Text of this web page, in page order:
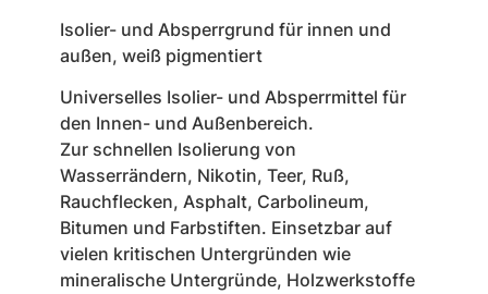
Isolier- und Absperrgrund für innen und
außen, weiß pigmentiert
Universelles Isolier- und Absperrmittel für
den Innen- und Außenbereich.
Zur schnellen Isolierung von
Wasserrändern, Nikotin, Teer, Ruß,
Rauchflecken, Asphalt, Carbolineum,
Bitumen und Farbstiften. Einsetzbar auf
vielen kritischen Untergründen wie
mineralische Untergründe, Holzwerkstoffe